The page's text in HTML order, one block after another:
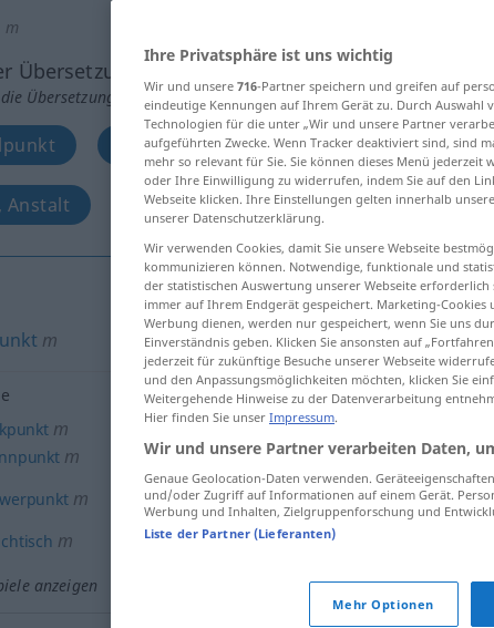
m
Übersetzungen
Übersetzung anklicken/antippen)
Zentrum, Ortsmitte Stelle, Zentrum
Anstalt Flanke
m
centrotb FIG
m
m
m centro de
m
anzeigen
Ihre Privatsphäre ist uns wichtig
Wir und unsere 716-Partner speichern und greifen auf
eindeutige Kennungen auf Ihrem Gerät zu. Durch Auswahl
Technologien für die unter „Wir und unsere Partner
aufgeführten Zwecke. Wenn Tracker deaktiviert sind, sind
mehr so relevant für Sie. Sie können dieses Menü
oder Ihre Einwilligung zu widerrufen, indem Sie auf den
Webseite klicken. Ihre Einstellungen gelten innerhalb
unserer Datenschutzerklärung.
Wir verwenden Cookies, damit Sie unsere Webseite
kommunizieren können. Notwendige, funktionale und
der statistischen Auswertung unserer Webseite
immer auf Ihrem Endgerät gespeichert. Marketing-
Werbung dienen, werden nur gespeichert, wenn Sie uns
Einverständnis geben. Klicken Sie ansonsten auf
jederzeit für zukünftige Besuche unserer Webseite
und den Anpassungsmöglichkeiten möchten, klicken Sie
Weitergehende Hinweise zu der Datenverarbeitung
Hier finden Sie unser Impressum.
Wir und unsere Partner verarbeiten Daten,
Genaue Geolocation-Daten verwenden.
und/oder Zugriff auf Informationen auf einem Gerät.
Werbung und Inhalten, Zielgruppenforschung und
Liste der Partner (Lieferanten)
Mehr Optionen